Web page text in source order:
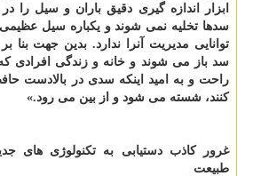
ابزار اندازه گیری دقیق باران و سیل را
سدها تخلیه نمی شوند و یکباره سیل
توانایی مدیریت آنرا ندارد. بدین جهت بنا
سد باز می شوند و خانه و زندگی افرادی
راحت و به امید اینکه سدی در بالادست
کنند، شسته می شود و از بین می رود.»
غرور کاذب دستیابی به تکنولوژی های
طبیعت